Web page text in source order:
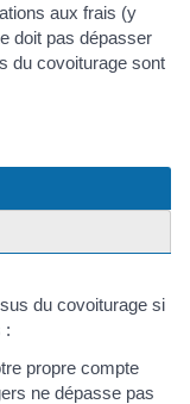
aux frais (y
doit pas dépasser
du covoiturage sont
du covoiturage si
:
propre compte
ne dépasse pas